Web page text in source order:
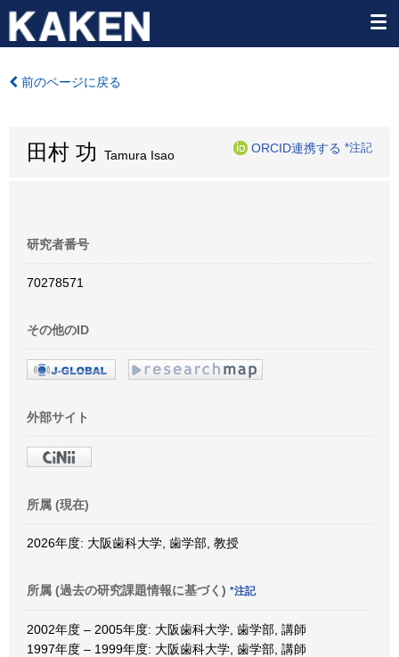
前のページに戻る
田村 功 Tamura Isao
ORCID連携する *注記
研究者番号
70278571
その他のID
外部サイト
所属 (現在)
2026年度: 大阪歯科大学, 歯学部, 教授
所属 (過去の研究課題情報に基づく) *注記
2002年度 – 2005年度: 大阪歯科大学, 歯学部, 講師
1997年度 – 1999年度: 大阪歯科大学, 歯学部, 講師